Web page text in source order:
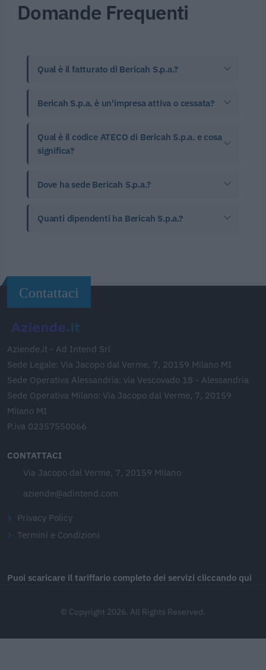
Domande Frequenti
Qual è il fatturato di Bericah S.p.a.?
Bericah S.p.a. è un'impresa attiva o cessata?
Qual è il codice ATECO di Bericah S.p.a. e cosa
significa?
Dove ha sede Bericah S.p.a.?
Quanti dipendenti ha Bericah S.p.a.?
Contattaci
Aziende.it - Ad Intend Srl
Sede Legale: Via Jacopo dal Verme, 7, 20159 Milano MI
Sede Operativa Alessandria: via Vescovado 18 - Alessandria
Sede Operativa Milano: Via Jacopo dal Verme, 7, 20159
Milano MI
P.iva 02357550066
CONTATTACI
Via Jacopo dal Verme, 7, 20159 Milano
aziende@adintend.com
Privacy Policy
Termini e Condizioni
Puoi scaricare il tariffario completo dei servizi cliccando qui
© Copyright 2026. All Rights Reserved.